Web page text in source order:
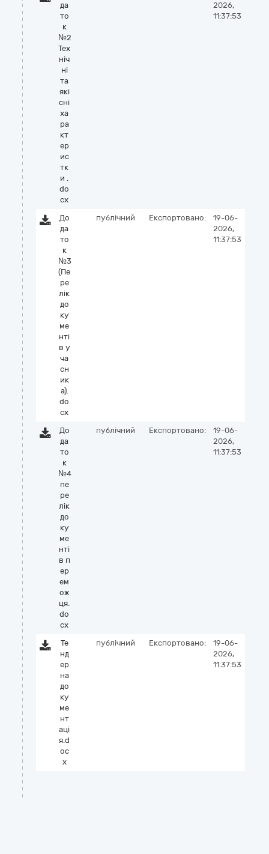
да
то
к
№2
Тех
ніч
ні
та
які
сні
ха
ра
кт
ер
ис
тк
и .
do
cx
2026,
11:37:53
До
да
то
к
№3
(Пе
ре
лік
до
ку
ме
нті
в у
ча
сн
ик
а).
do
cx
публічний Експортовано:
19-06-
2026,
11:37:53
До
да
то
к
№4
пе
ре
лік
до
ку
ме
нті
в п
ер
ем
ож
ця.
do
cx
публічний Експортовано:
19-06-
2026,
11:37:53
Те
нд
ер
на
до
ку
ме
нт
аці
я.d
oc
x
публічний Експортовано:
19-06-
2026,
11:37:53